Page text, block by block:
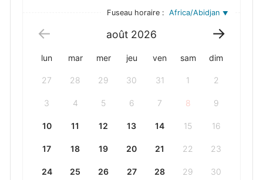
Fuseau horaire : Africa/Abidjan
août 2026
lun mar mer jeu ven sam dim
27 28 29 30 31 1 2
3 4 5 6 7 8 9
10 11 12 13 14 15 16
17 18 19 20 21 22 23
24 25 26 27 28 29 30